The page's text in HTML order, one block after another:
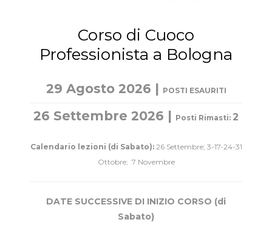
Corso di Cuoco
Professionista a Bologna
29 Agosto 2026 | POSTI ESAURITI
26 Settembre 2026 | Posti Rimasti: 2
Calendario lezioni (di Sabato): 26 Settembre; 3-17-24-31
Ottobre; 7 Novembre
DATE SUCCESSIVE DI INIZIO CORSO (di
Sabato)